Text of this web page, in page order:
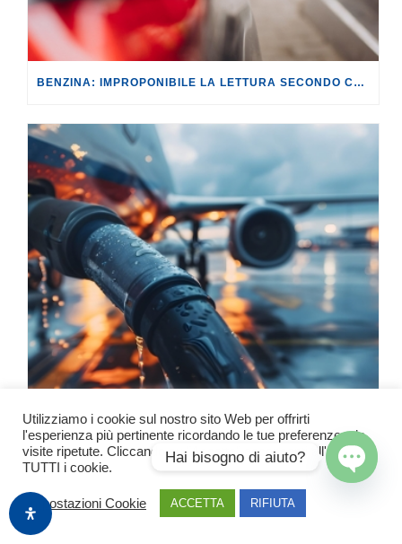
BENZINA: IMPROPONIBILE LA LETTURA SECONDO CUI PROROGARE IL TAGLIO DELLE ACCISE SIGNIFICA TASSARE TUTTI I CITTADINI.
TURISMO: CANCELLAZIONI, RINCARI E MAGGIORAZIONI DI VOLI E PRENOTAZIONI.
Utilizziamo i cookie sul nostro sito Web per offrirti
l'esperienza più pertinente ricordando le tue preferenze e le
visite ripetute. Cliccando su "Accetta" acconsenti all'uso di
TUTTI i cookie.
Impostazioni Cookie ACCETTA RIFIUTA
Hai bisogno di aiuto?